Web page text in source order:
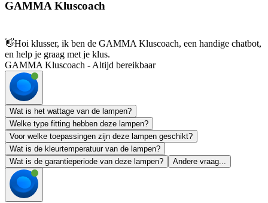
GAMMA Kluscoach
👋Hoi klusser, ik ben de GAMMA Kluscoach, een handige chatbot,
en help je graag met je klus.
GAMMA Kluscoach - Altijd bereikbaar
Wat is het wattage van de lampen?
Welke type fitting hebben deze lampen?
Voor welke toepassingen zijn deze lampen geschikt?
Wat is de kleurtemperatuur van de lampen?
Wat is de garantieperiode van deze lampen?
Andere vraag...